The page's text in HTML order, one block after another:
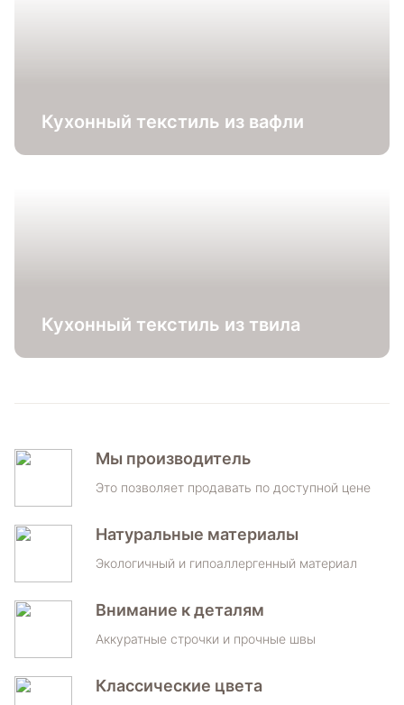
Кухонный текстиль из вафли
Кухонный текстиль из твила
Мы производитель
Это позволяет продавать по доступной цене
Натуральные материалы
Экологичный и гипоаллергенный материал
Внимание к деталям
Аккуратные строчки и прочные швы
Классические цвета